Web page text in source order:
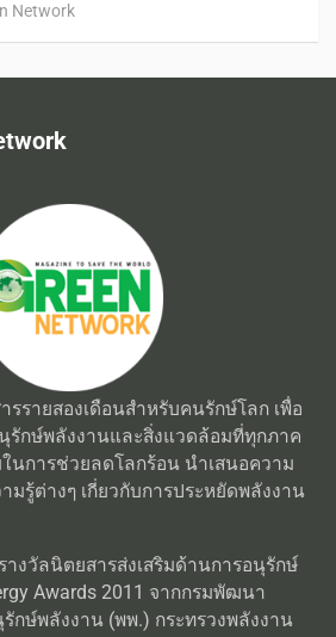
Network
รรายสองเดือนสำหรับคนรักษ์โลก เพื่อ
รักษ์พลังงานและสิ่งแวดล้อมที่ทุกภาค
นการช่วยลดโลกร้อน นำเสนอความ
มรู้ต่างๆ เกี่ยวกับการประหยัดพลังงาน
างวัลนิตยสารส่งเสริมด้านการอนุรักษ์
Awards 2011 จากกรมพัฒนา
กษ์พลังงาน (พพ.) กระทรวงพลังงาน